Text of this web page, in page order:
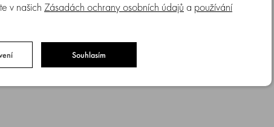
v našich Zásadách ochrany osobních údajů a používání
Souhlasím